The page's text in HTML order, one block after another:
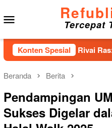
ke
konten
Tercepat
Konten Spesial
Rivai Ras:
Beranda Berita
Pendampingan
Sukses Digelar